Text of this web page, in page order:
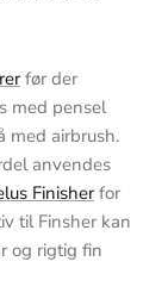
før der
med pensel
med airbrush.
anvendes
Finisherfor
til Finsher kan
og rigtig fin